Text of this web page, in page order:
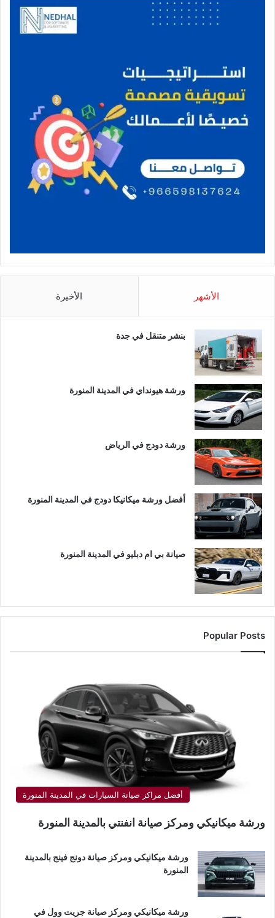
الأشهر الأخيرة
بنشر متنقل في جدة
ورشة هيونداي في المدينة المنورة
ورشة دودج في الرياض
أفضل ورشة ميكانيكا دودج في المدينة المنورة
صيانة بي ام دبليو في المدينة المنورة
Popular Posts
أفضل مراكز صيانة السيارات في المدينة المنورة
ورشة ميكانيكي ومركز صيانة انفنتي بالمدينة المنورة
ورشة ميكانيكي ومركز صيانة دونج فينج بالمدينة
المنورة
ورشة ميكانيكي ومركز صيانة جريت وول في